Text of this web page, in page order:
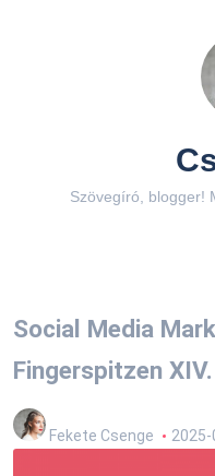
Szövegíró, blogger!
Social Media
Fingerspitzen
Fekete Csenge